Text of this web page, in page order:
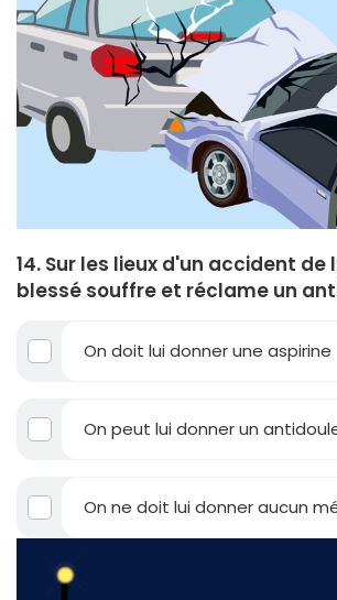
14. Sur les lieux d'un accident de
blessé souffre et réclame un
On doit lui donner une aspirine
On peut lui donner un
On ne doit lui donner aucun